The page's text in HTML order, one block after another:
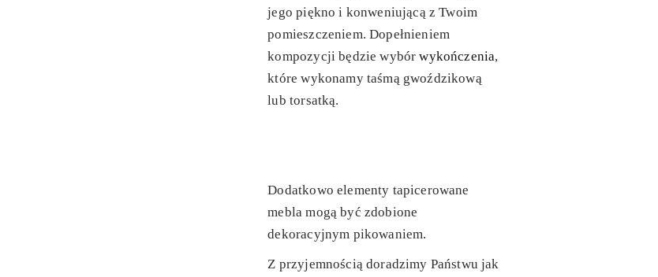
jego piękno i konweniującą z Twoim
pomieszczeniem. Dopełnieniem
kompozycji będzie wybórwykończenia,
które wykonamy taśmą gwoździkową
lub torsatką.
Dodatkowo elementy tapicerowane
mebla mogą być zdobione
dekoracyjnym pikowaniem.
Z przyjemnością doradzimy Państwu jak